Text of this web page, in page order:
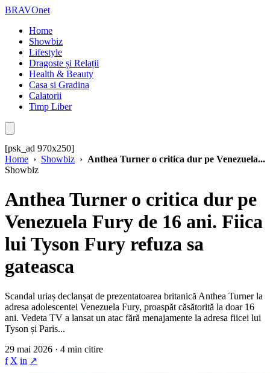
BRAVOnet
Home
Showbiz
Lifestyle
Dragoste și Relații
Health & Beauty
Casa si Gradina
Calatorii
Timp Liber
[psk_ad 970x250]
Home › Showbiz › Anthea Turner o critica dur pe Venezuela...
Showbiz
Anthea Turner o critica dur pe
Venezuela Fury de 16 ani. Fiica
lui Tyson Fury refuza sa
gateasca
Scandal uriaș declanșat de prezentatoarea britanică Anthea Turner la
adresa adolescentei Venezuela Fury, proaspăt căsătorită la doar 16
ani. Vedeta TV a lansat un atac fără menajamente la adresa fiicei lui
Tyson și Paris...
29 mai 2026 · 4 min citire
f X in ↗